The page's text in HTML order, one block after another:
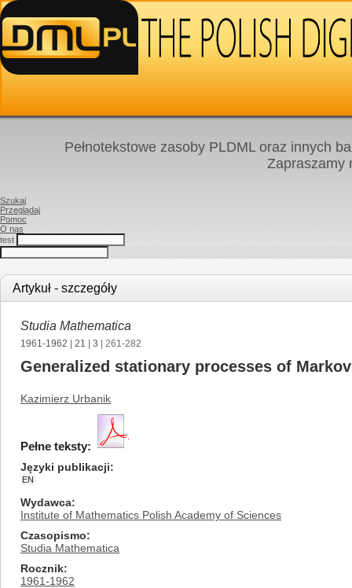
Pełnotekstowe zasoby PLDML oraz innych
Zapraszamy
Szukaj
Przeglądaj
Pomoc
O nas
test
Artykuł - szczegóły
Studia Mathematica
1961-1962 21 3 | 261-282
Generalized stationary processes of
Kazimierz Urbanik
Pełne teksty:
Języki publikacji
EN
Wydawca
Institute of Mathematics Polish Academy of Sciences
Czasopismo
Studia Mathematica
Rocznik
1961-1962